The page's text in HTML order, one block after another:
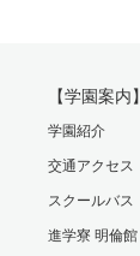
【学園案内】
学園紹介
交通アクセス
スクールバス
進学寮 明倫館